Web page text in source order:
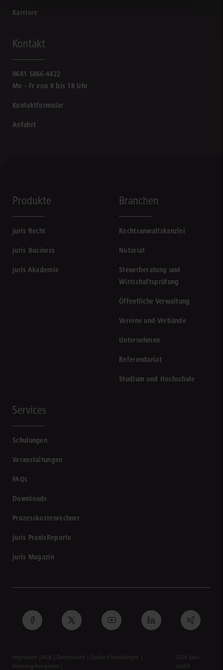
Karriere
Kontakt
0681 5866-4422
Mo - Fr von 8 bis 18 Uhr
Kontaktformular
Anfahrt
Produkte
juris Recht
juris Business
juris Akademie
Branchen
Rechtsanwaltskanzlei
Notariat
Steuerberatung und
Wirtschaftsprüfung
Öffentliche Verwaltung
Vereine und Verbände
Unternehmen
Referendariat
Studium und Hochschule
Services
Schulungen
Veranstaltungen
FAQs
Downloads
Prozesskostenrechner
juris PraxisReporte
juris Magazin
Impressum AGB Datenschutz
Cookie-Einstellungen
Hinweisgebersystem
2026 juris
GmbH